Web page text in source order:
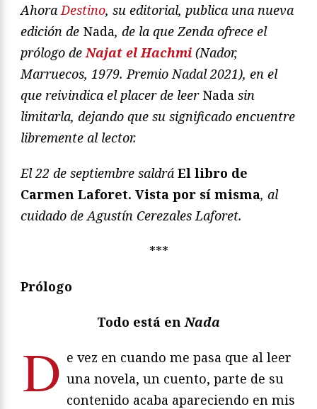
Ahora Destino, su editorial, publica una nueva
edición de Nada, de la que Zenda ofrece el
prólogo de Najat el Hachmi (Nador,
Marruecos, 1979. Premio Nadal 2021), en el
que reivindica el placer de leer Nada sin
limitarla, dejando que su significado encuentre
libremente al lector.
El 22 de septiembre saldrá El libro de
Carmen Laforet. Vista por sí misma, al
cuidado de Agustín Cerezales Laforet.
***
Prólogo
Todo está en Nada
D e vez en cuando me pasa que al leer
una novela, un cuento, parte de su
contenido acaba apareciendo en mis